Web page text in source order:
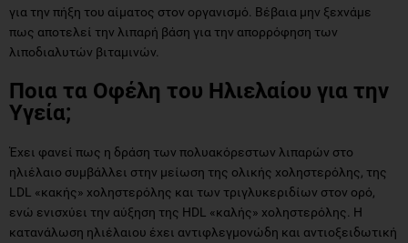
για την πήξη του αίματος στον οργανισμό. Βέβαια μην ξεχνάμε
πως αποτελεί την λιπαρή βάση για την απορρόφηση των
λιποδιαλυτών βιταμινών.
Ποια τα Οφέλη του Ηλιελαίου για την
Υγεία;
Έχει φανεί πως η δράση των πολυακόρεστων λιπαρών στο
ηλιέλαιο συμβάλλει στην μείωση της ολικής χοληστερόλης, της
LDL «κακής» χοληστερόλης και των τριγλυκεριδίων στον ορό,
ενώ ενισχύει την αύξηση της HDL «καλής» χοληστερόλης. Η
κατανάλωση ηλιέλαιου έχει αντιφλεγμονώδη και αντιοξειδωτική